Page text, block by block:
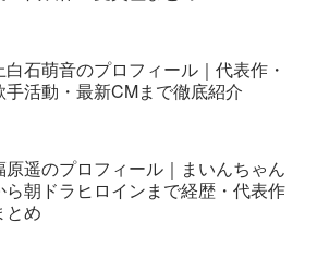
白石萌音のプロフィール｜代表作・
手活動・最新CMまで徹底紹介
原遥のプロフィール｜まいんちゃん
ら朝ドラヒロインまで経歴・代表作
とめ